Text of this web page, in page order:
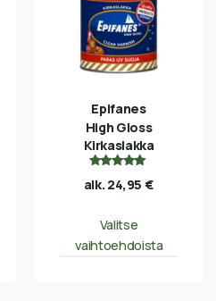
Epifanes
High Gloss
Kirkaslakka
tuotteesta:
alk. 24,95 €
Valitse
vaihtoehdoista